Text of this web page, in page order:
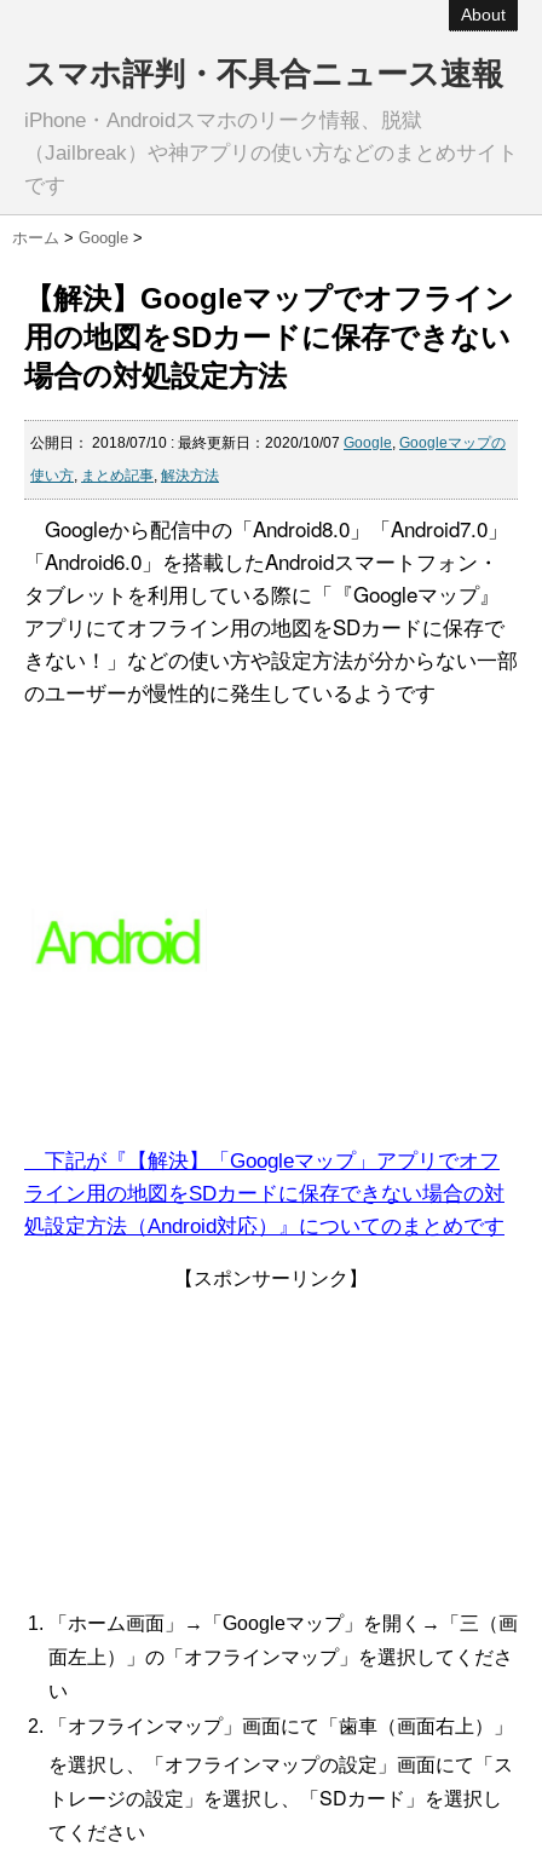
About
スマホ評判・不具合ニュース速報
iPhone・Androidスマホのリーク情報、脱獄
（Jailbreak）や神アプリの使い方などのまとめサイト
です
ホーム > Google >
【解決】Googleマップでオフライン
用の地図をSDカードに保存できない
場合の対処設定方法
公開日： 2018/07/10 : 最終更新日：2020/10/07 Google, Googleマップの
使い方, まとめ記事, 解決方法
Googleから配信中の「Android8.0」「Android7.0」
「Android6.0」を搭載したAndroidスマートフォン・
タブレットを利用している際に「『Googleマップ』
アプリにてオフライン用の地図をSDカードに保存で
きない！」 などの使い方や設定方法が分からない一部
のユーザーが慢性的に発生しているようです
下記が『【解決】「Googleマップ」アプリでオフ
ライン用の地図をSDカードに保存できない場合の対
処設定方法（Android対応）』についてのまとめです
【スポンサーリンク】
「ホーム画面」→「 Googleマップ」を開く→
「三（画
面左上）」の「オフラインマップ」を選択してくださ
い
「オフラインマップ」画面にて「歯車（画面右上）」
を選択し、「オフラインマップの設定」画面にて「ス
トレージの設定」を選択し、「SDカード」を選択し
てください